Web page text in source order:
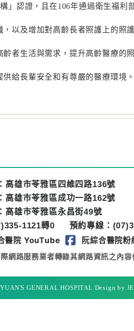
認證，且在106年通過衛生福利
以及增加對高齡長者照護上的照
者生活與需求，提升高齡醫療的
給長輩安全和有尊嚴的醫療環境。
高雄市苓雅區四維四路136號
高雄市苓雅區成功一路162號
高雄市苓雅區永昌街49號
1121轉0
預約專線：
醫院 YouTube 阮綜合醫院粉
網路服務業者轉錄其網路資訊之內容
GENERAL HOSPITAL Design by